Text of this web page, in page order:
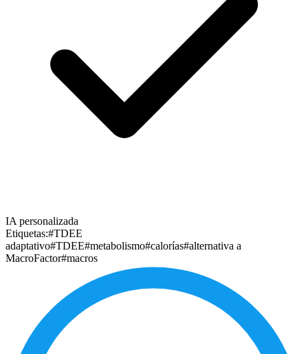
IA personalizada
Etiquetas:#TDEE
adaptativo#TDEE#metabolismo#calorías#alternativa a
MacroFactor#macros